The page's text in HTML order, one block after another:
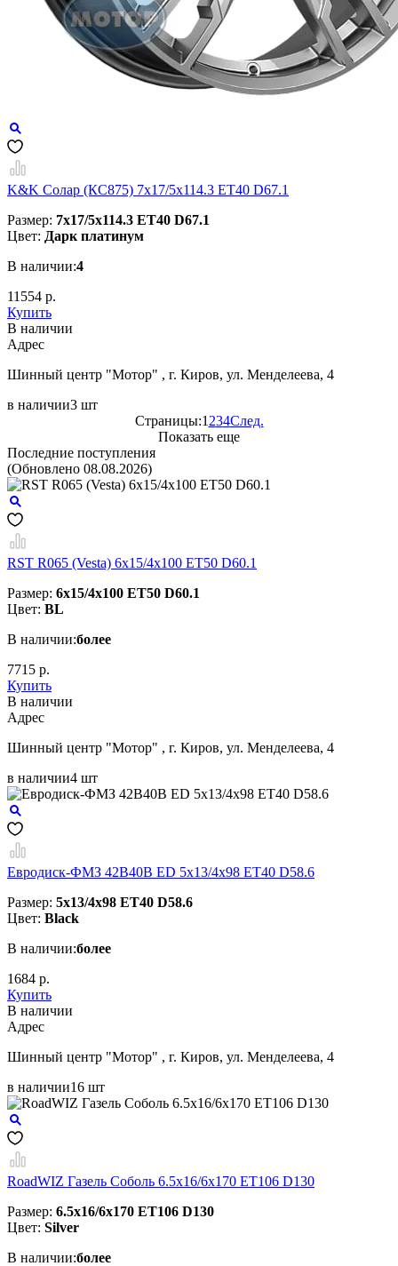
K&K Солар (КС875) 7x17/5x114.3 ET40 D67.1
Размер: 7x17/5x114.3 ET40 D67.1
Цвет: Дарк платинум
В наличии:4
11554 р.
Купить
В наличии
Aдрес
Шинный центр "Мотор" , г. Киров, ул. Менделеева, 4
в наличии3 шт
Страницы:1 234След.
Показать еще
Последние поступления
(Обновлено 08.08.2026)
RST R065 (Vesta) 6x15/4x100 ET50 D60.1
Размер: 6x15/4x100 ET50 D60.1
Цвет: BL
В наличии:более
7715 р.
Купить
В наличии
Aдрес
Шинный центр "Мотор" , г. Киров, ул. Менделеева, 4
в наличии4 шт
Евродиск-ФМЗ 42B40B ED 5x13/4x98 ЕТ40 D58.6
Размер: 5x13/4x98 ЕТ40 D58.6
Цвет: Black
В наличии:более
1684 р.
Купить
В наличии
Aдрес
Шинный центр "Мотор" , г. Киров, ул. Менделеева, 4
в наличии16 шт
RoadWIZ Газель Соболь 6.5x16/6x170 ET106 D130
Размер: 6.5x16/6x170 ET106 D130
Цвет: Silver
В наличии:более